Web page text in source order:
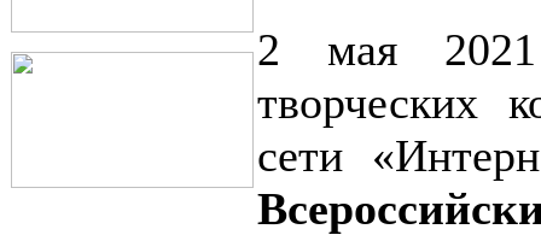
2 мая 2021
творческих
сети